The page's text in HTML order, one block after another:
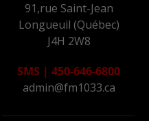
91,rue Saint-Jean
Longueuil (Québec)
J4H 2W8
SMS | 450-646-6800
admin@fm1033.ca